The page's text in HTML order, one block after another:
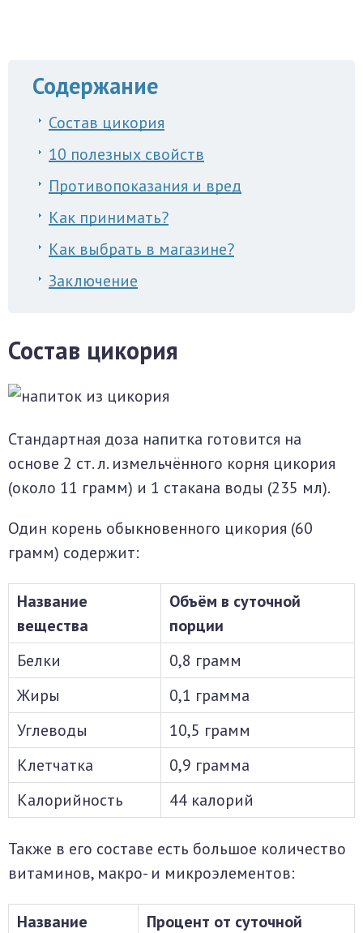
Содержание
Состав цикория
10 полезных свойств
Противопоказания и вред
Как принимать?
Как выбрать в магазине?
Заключение
Состав цикория
Стандартная доза напитка готовится на
основе 2 ст. л. измельчённого корня цикория
(около 11 грамм) и 1 стакана воды (235 мл).
Один корень обыкновенного цикория (60
грамм) содержит:
Название
вещества
Объём в суточной
порции
Белки
0,8 грамм
Жиры
0,1 грамма
Углеводы
10,5 грамм
Клетчатка
0,9 грамма
Калорийность
44 калорий
Также в его составе есть большое количество
витаминов, макро- и микроэлементов:
Название
Процент от суточной